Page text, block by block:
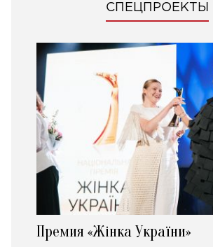
СПЕЦПРОЕКТЫ
Премия «Жінка України»